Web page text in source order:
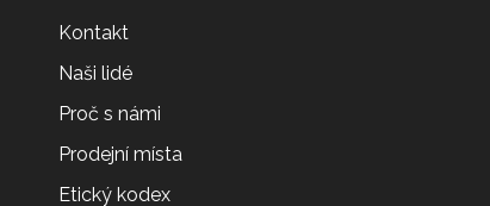
Kontakt
Naši lidé
Proč s námi
Prodejní místa
Etický kodex